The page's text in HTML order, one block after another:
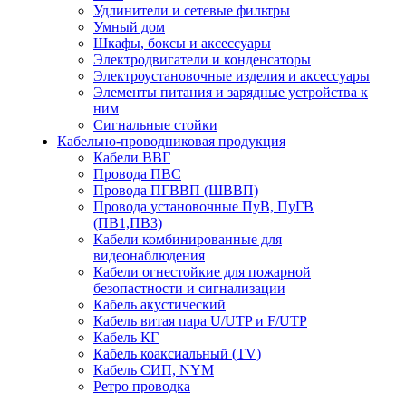
Удлинители и сетевые фильтры
Умный дом
Шкафы, боксы и аксессуары
Электродвигатели и конденсаторы
Электроустановочные изделия и аксессуары
Элементы питания и зарядные устройства к
ним
Сигнальные стойки
Кабельно-проводниковая продукция
Кабели ВВГ
Провода ПВС
Провода ПГВВП (ШВВП)
Провода установочные ПуВ, ПуГВ
(ПВ1,ПВ3)
Кабели комбинированные для
видеонаблюдения
Кабели огнестойкие для пожарной
безопастности и сигнализации
Кабель акустический
Кабель витая пара U/UTP и F/UTP
Кабель КГ
Кабель коаксиальный (TV)
Кабель СИП, NYM
Ретро проводка